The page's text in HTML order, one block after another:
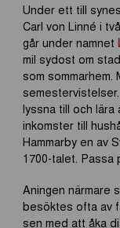
Under ett till
Carl von Linné i
går under namnet
mil sydost om
som
lyssna till och
inkomster till
Hammarby en av
1700-talet. Passa
Aningen närmare
besöktes ofta av
sen med att åka